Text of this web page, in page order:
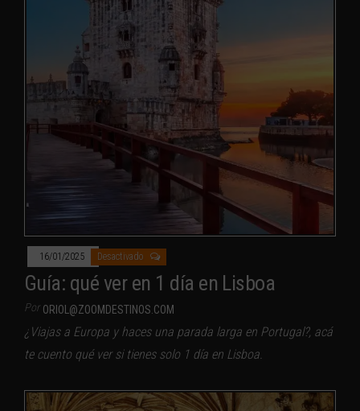
16/01/2025 Desactivado
Guía: qué ver en 1 día en Lisboa
Por ORIOL@ZOOMDESTINOS.COM
¿Viajas a Europa y haces una parada larga en Portugal?, acá
te cuento qué ver si tienes solo 1 día en Lisboa.